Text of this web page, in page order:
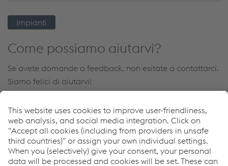
Impianti
Come possiamo aiutarvi?
Se avete domande o feedback, non esitate a contattarci.
Siamo felici di aiutarvi!
Pierre Gérard
Vice President Global Industry Key Account Management
Inviare e-mail